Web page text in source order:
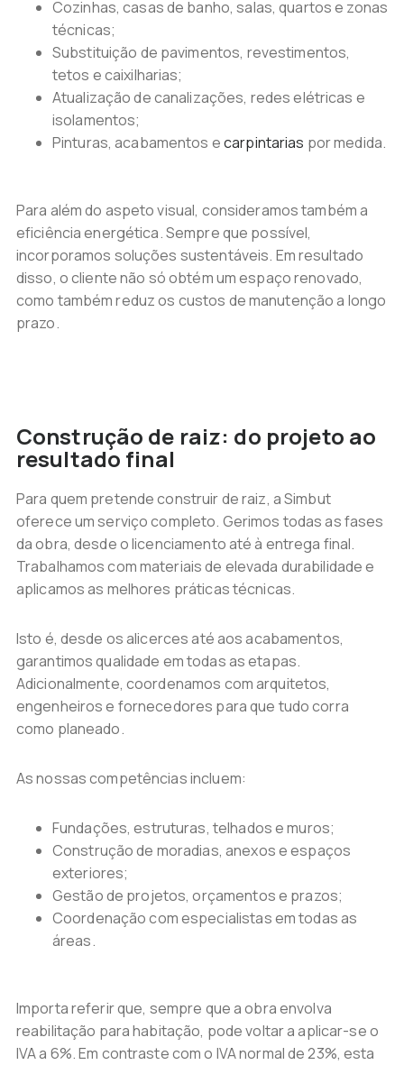
Cozinhas, casas de banho, salas, quartos e zonas
técnicas;
Substituição de pavimentos, revestimentos,
tetos e caixilharias;
Atualização de canalizações, redes elétricas e
isolamentos;
Pinturas, acabamentos ecarpintarias por medida.
Para além do aspeto visual, consideramos também a
eficiência energética. Sempre que possível,
incorporamos soluções sustentáveis. Em resultado
disso, o cliente não só obtém um espaço renovado,
como também reduz os custos de manutenção a longo
prazo.
Construção de raiz: do projeto ao
resultado final
Para quem pretende construir de raiz, a Simbut
oferece um serviço completo. Gerimos todas as fases
da obra, desde o licenciamento até à entrega final.
Trabalhamos com materiais de elevada durabilidade e
aplicamos as melhores práticas técnicas.
Isto é, desde os alicerces até aos acabamentos,
garantimos qualidade em todas as etapas.
Adicionalmente, coordenamos com arquitetos,
engenheiros e fornecedores para que tudo corra
como planeado.
As nossas competências incluem:
Fundações, estruturas, telhados e muros;
Construção de moradias, anexos e espaços
exteriores;
Gestão de projetos, orçamentos e prazos;
Coordenação com especialistas em todas as
áreas.
Importa referir que, sempre que a obra envolva
reabilitação para habitação, pode voltar a aplicar-se o
IVA a 6%. Em contraste com o IVA normal de 23%, esta